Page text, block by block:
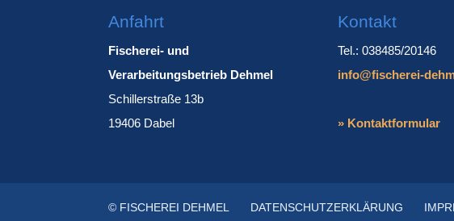
Anfahrt
Fischerei- und
Verarbeitungsbetrieb Dehmel
Schillerstraße 13b
19406 Dabel
Kontakt
Tel.: 038485/20146
info@fischerei-
» Kontaktformular
© FISCHEREI DEHMEL DATENSCHUTZERKLÄRUNG